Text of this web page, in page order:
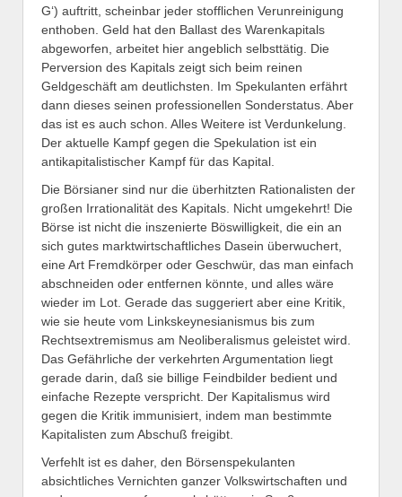
G‘) auftritt, scheinbar jeder stofflichen Verunreinigung
enthoben. Geld hat den Ballast des Warenkapitals
abgeworfen, arbeitet hier angeblich selbsttätig. Die
Perversion des Kapitals zeigt sich beim reinen
Geldgeschäft am deutlichsten. Im Spekulanten erfährt
dann dieses seinen professionellen Sonderstatus. Aber
das ist es auch schon. Alles Weitere ist Verdunkelung.
Der aktuelle Kampf gegen die Spekulation ist ein
antikapitalistischer Kampf für das Kapital.
Die Börsianer sind nur die überhitzten Rationalisten der
großen Irrationalität des Kapitals. Nicht umgekehrt! Die
Börse ist nicht die inszenierte Böswilligkeit, die ein an
sich gutes marktwirtschaftliches Dasein überwuchert,
eine Art Fremdkörper oder Geschwür, das man einfach
abschneiden oder entfernen könnte, und alles wäre
wieder im Lot. Gerade das suggeriert aber eine Kritik,
wie sie heute vom Linkskeynesianismus bis zum
Rechtsextremismus am Neoliberalismus geleistet wird.
Das Gefährliche der verkehrten Argumentation liegt
gerade darin, daß sie billige Feindbilder bedient und
einfache Rezepte verspricht. Der Kapitalismus wird
gegen die Kritik immunisiert, indem man bestimmte
Kapitalisten zum Abschuß freigibt.
Verfehlt ist es daher, den Börsenspekulanten
absichtliches Vernichten ganzer Volkswirtschaften und